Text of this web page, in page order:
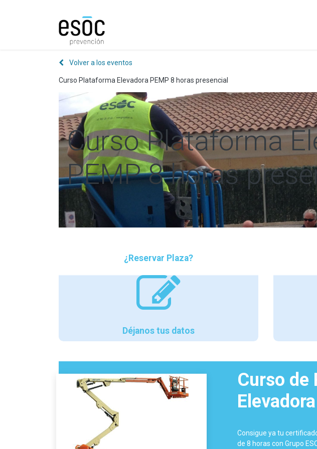
Volver a los eventos
Curso Plataforma Elevadora PEMP 8 horas presencial
Curso Plataforma
PEMP 8 horas
¿Reservar Plaza?
Déjanos tus datos
Curso de
Consigue ya tu
de 8 horas con Grupo